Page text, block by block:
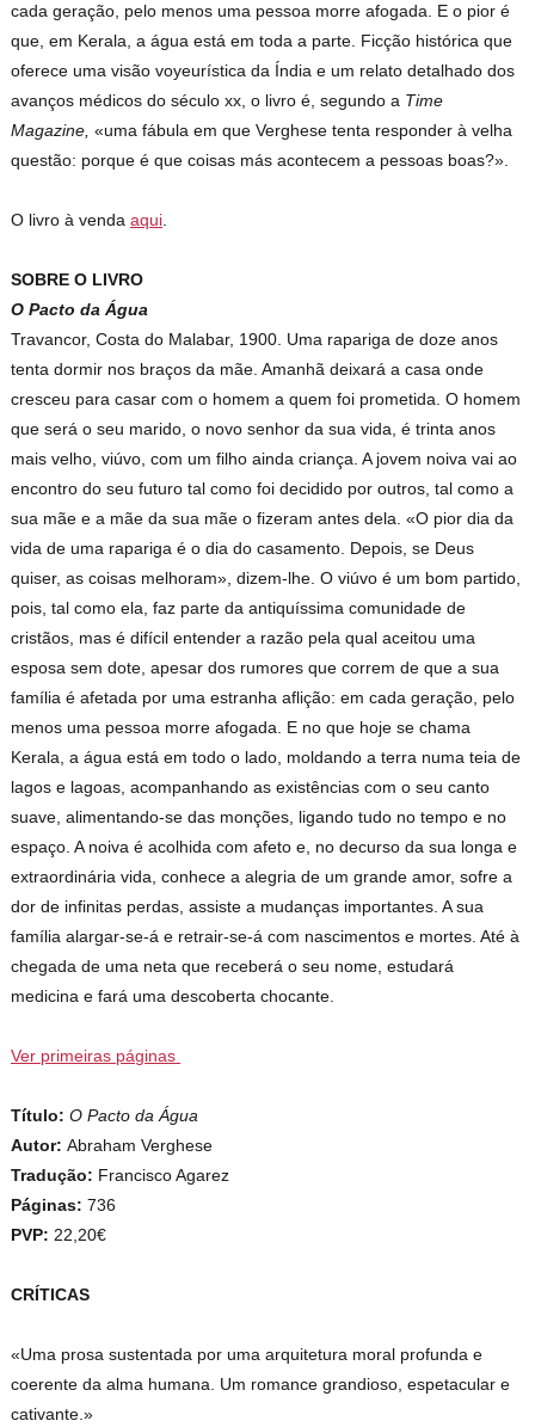
cada geração, pelo menos uma pessoa morre afogada. E o pior é
que, em Kerala, a água está em toda a parte. Ficção histórica que
oferece uma visão voyeurística da Índia e um relato detalhado dos
avanços médicos do século xx, o livro é, segundo a Time
Magazine,«uma fábula em que Verghese tenta responder à velha
questão: porque é que coisas más acontecem a pessoas boas?».
O livro à vendaaqui.
SOBRE O LIVRO
O Pacto da Água
Travancor, Costa do Malabar, 1900. Uma rapariga de doze anos
tenta dormir nos braços da mãe. Amanhã deixará a casa onde
cresceu para casar com o homem a quem foi prometida. O homem
que será o seu marido, o novo senhor da sua vida, é trinta anos
mais velho, viúvo, com um filho ainda criança. A jovem noiva vai ao
encontro do seu futuro tal como foi decidido por outros, tal como a
sua mãe e a mãe da sua mãe o fizeram antes dela. «O pior dia da
vida de uma rapariga é o dia do casamento. Depois, se Deus
quiser, as coisas melhoram», dizem-lhe. O viúvo é um bom partido,
pois, tal como ela, faz parte da antiquíssima comunidade de
cristãos, mas é difícil entender a razão pela qual aceitou uma
esposa sem dote, apesar dos rumores que correm de que a sua
família é afetada por uma estranha aflição: em cada geração, pelo
menos uma pessoa morre afogada. E no que hoje se chama
Kerala, a água está em todo o lado, moldando a terra numa teia de
lagos e lagoas, acompanhando as existências com o seu canto
suave, alimentando-se das monções, ligando tudo no tempo e no
espaço. A noiva é acolhida com afeto e, no decurso da sua longa e
extraordinária vida, conhece a alegria de um grande amor, sofre a
dor de infinitas perdas, assiste a mudanças importantes. A sua
família alargar-se-á e retrair-se-á com nascimentos e mortes. Até à
chegada de uma neta que receberá o seu nome, estudará
medicina e fará uma descoberta chocante.
Ver primeiras páginas
Título:O Pacto da Água
Autor:Abraham Verghese
Tradução: Francisco Agarez
Páginas:736
PVP:22,20€
CRÍTICAS
«Uma prosa sustentada por uma arquitetura moral profunda e
coerente da alma humana. Um romance grandioso, espetacular e
cativante.»